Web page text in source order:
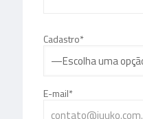
Cadastro*
E-mail*